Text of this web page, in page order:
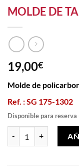
MOLDE DE
19,00€
Molde de
Ref. : SG 175-1302
Disponible para
MOLDE DE TABLETA